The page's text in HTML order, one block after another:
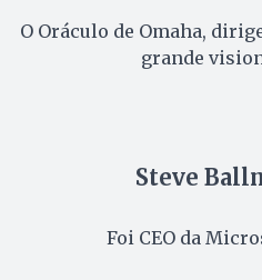
O Oráculo de Omaha,
grande
Steve
Foi CEO da